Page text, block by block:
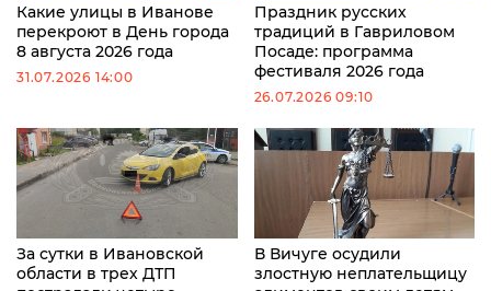
Какие улицы в Иванове
перекроют в День города
8 августа 2026 года
31.07.2026 14:00
Праздник русских
традиций в Гавриловом
Посаде: программа
фестиваля 2026 года
26.07.2026 09:10
За сутки в Ивановской
области в трех ДТП
В Вичуге осудили
злостную неплательщицу